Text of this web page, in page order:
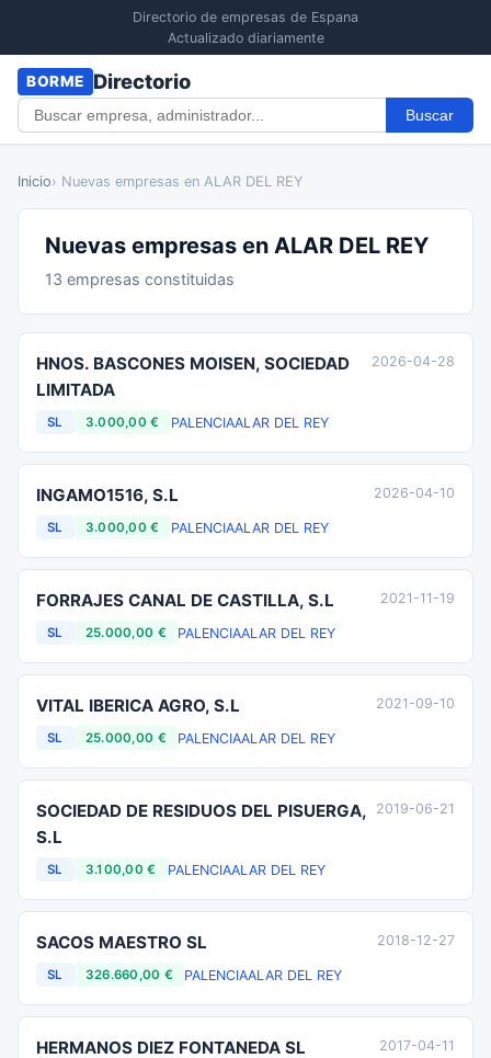
Directorio de empresas de Espana
Actualizado diariamente
BORME Directorio
Buscar
Inicio› Nuevas empresas en ALAR DEL REY
Nuevas empresas en ALAR DEL REY
13 empresas constituidas
HNOS. BASCONES MOISEN, SOCIEDAD
LIMITADA
SL 3.000,00 € PALENCIAALAR DEL REY
2026-04-28
INGAMO1516, S.L
SL 3.000,00 € PALENCIAALAR DEL REY
2026-04-10
FORRAJES CANAL DE CASTILLA, S.L
SL 25.000,00 € PALENCIAALAR DEL REY
2021-11-19
VITAL IBERICA AGRO, S.L
SL 25.000,00 € PALENCIAALAR DEL REY
2021-09-10
SOCIEDAD DE RESIDUOS DEL PISUERGA,
S.L
SL 3.100,00 € PALENCIAALAR DEL REY
2019-06-21
SACOS MAESTRO SL
SL 326.660,00 € PALENCIAALAR DEL REY
2018-12-27
HERMANOS DIEZ FONTANEDA SL 2017-04-11